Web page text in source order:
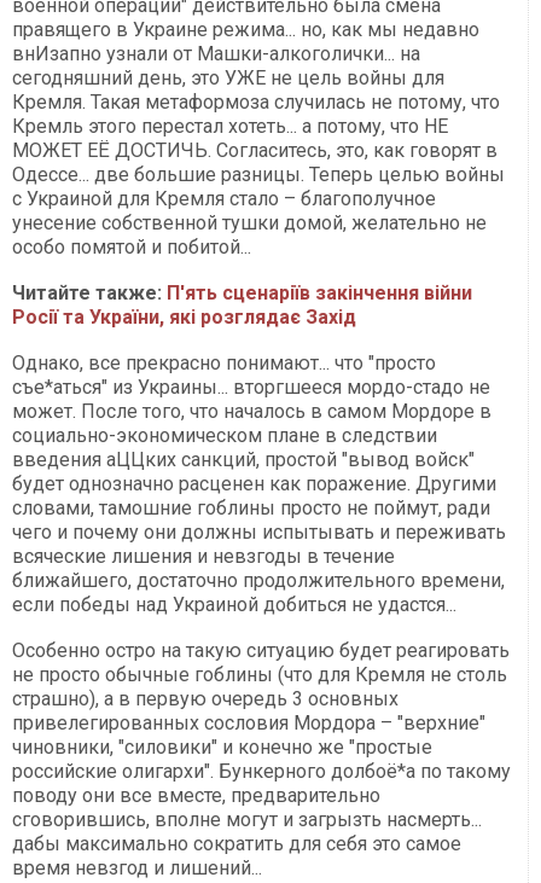
военной операции" действительно была смена
правящего в Украине режима... но, как мы недавно
внИзапно узнали от Машки-алкоголички... на
сегодняшний день, это УЖЕ не цель войны для
Кремля. Такая метаформоза случилась не потому, что
Кремль этого перестал хотеть... а потому, что НЕ
МОЖЕТ ЕЁ ДОСТИЧЬ. Согласитесь, это, как говорят в
Одессе... две большие разницы. Теперь целью войны
с Украиной для Кремля стало – благополучное
унесение собственной тушки домой, желательно не
особо помятой и побитой...
Читайте также: П'ять сценаріїв закінчення війни
Росії та України, які розглядає Захід
Однако, все прекрасно понимают... что "просто
съе*аться" из Украины... вторгшееся мордо-стадо не
может. После того, что началось в самом Мордоре в
социально-экономическом плане в следствии
введения аЦЦких санкций, простой "вывод войск"
будет однозначно расценен как поражение. Другими
словами, тамошние гоблины просто не поймут, ради
чего и почему они должны испытывать и переживать
всяческие лишения и невзгоды в течение
ближайшего, достаточно продолжительного времени,
если победы над Украиной добиться не удастся...
Особенно остро на такую ситуацию будет реагировать
не просто обычные гоблины (что для Кремля не столь
страшно), а в первую очередь 3 основных
привелегированных сословия Мордора – "верхние"
чиновники, "силовики" и конечно же "простые
российские олигархи". Бункерного долбоё*а по такому
поводу они все вместе, предварительно
сговорившись, вполне могут и загрызть насмерть...
дабы максимально сократить для себя это самое
время невзгод и лишений...